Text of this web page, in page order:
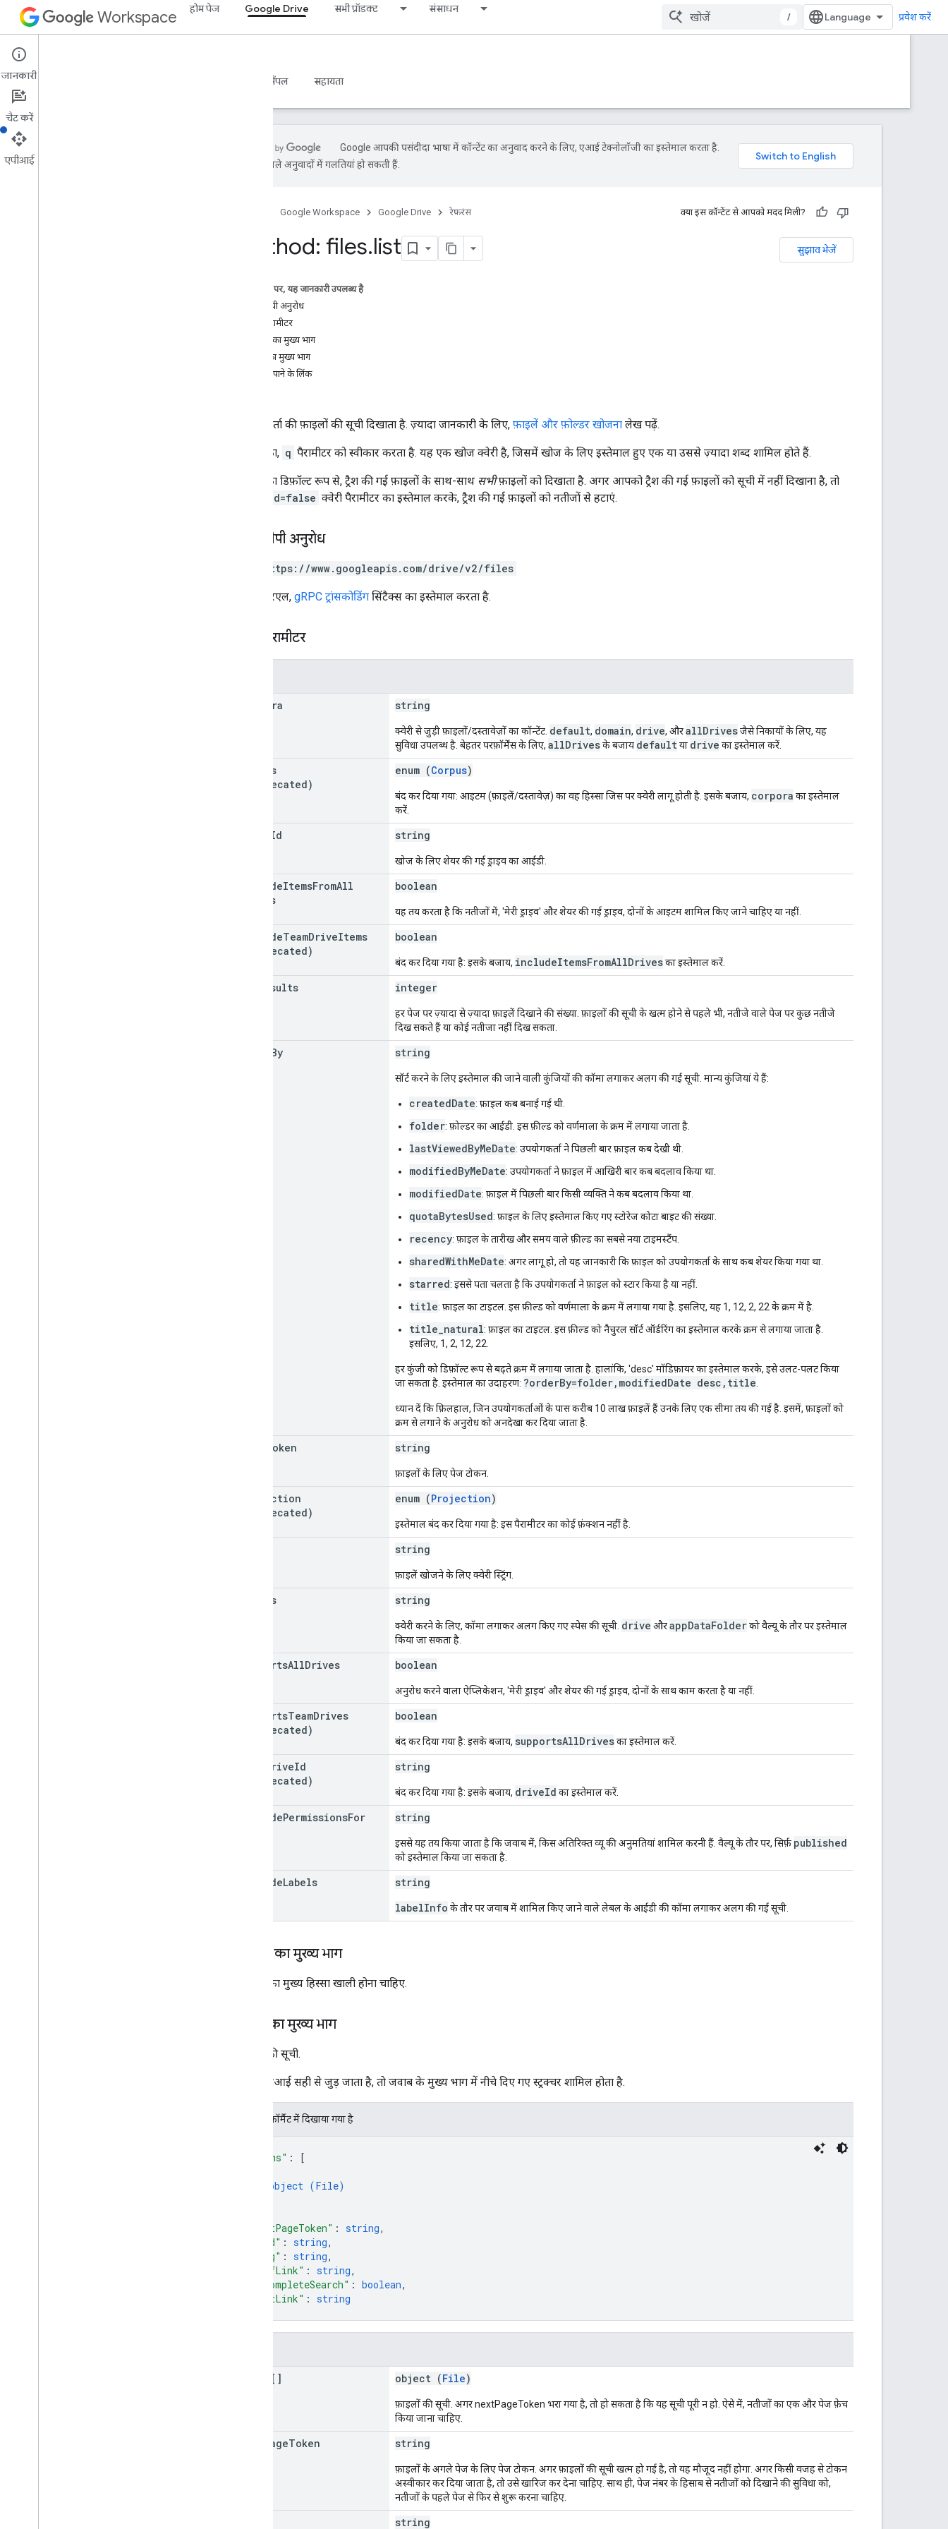
Workspace होम पेज Google Drive सभी प्रॉडक्ट संसाधन
/ प्रवेश करें
Google Drive
खास जानकारी सैंपल सहायता
Google आपकी पसंदीदा भाषा में कॉन्टेंट का अनुवाद करने के लिए, एआई टेक्नोलॉजी का इस्तेमाल करता है.
एआई से मिले अनुवादों में गलतियां हो सकती हैं.
Google Workspace Google Drive रेफ़रंस क्या इस कॉन्टेंट से आपको मदद मिली?
सुझाव भेजें
Method: files.list
इस पेज पर, यह जानकारी उपलब्ध है
एचटीटीपी अनुरोध
क्वेरी पैरामीटर
अनुरोध का मुख्य भाग
जवाब का मुख्य भाग
अनुमति पाने के लिंक
उपयोगकर्ता की फ़ाइलों की सूची दिखाता है. ज़्यादा जानकारी के लिए, फ़ाइलें और फ़ोल्डर खोजना लेख पढ़ें.
यह तरीका, q पैरामीटर को स्वीकार करता है. यह एक खोज क्वेरी है, जिसमें खोज के लिए इस्तेमाल हुए एक या उससे ज़्यादा शब्द शामिल होते हैं.
यह तरीका डिफ़ॉल्ट रूप से, ट्रैश की गई फ़ाइलों के साथ-साथ सभीफ़ाइलों को दिखाता है. अगर आपको ट्रैश की गई फ़ाइलों को सूची में नहीं दिखाना है, तो
trashed=false क्वेरी पैरामीटर का इस्तेमाल करके, ट्रैश की गई फ़ाइलों को नतीजों से हटाएं.
एचटीटीपी अनुरोध
GET https://www.googleapis.com/drive/v2/files
यह यूआरएल, gRPC ट्रांसकोडिंग सिंटैक्स का इस्तेमाल करता है.
क्वेरी पैरामीटर
corpora string
क्वेरी से जुड़ी फ़ाइलों/दस्तावेज़ों का कॉन्टेंट. default, domain, drive, औरallDrivesजैसे निकायों के लिए, यह
सुविधा उपलब्ध है. बेहतर परफ़ॉर्मेंस के लिए, allDrivesके बजाय defaultया drive का इस्तेमाल करें.
corpus
(deprecated)
enum (Corpus)
बंद कर दिया गया: आइटम (फ़ाइलें/दस्तावेज़) का वह हिस्सा जिस पर क्वेरी लागू होती है. इसके बजाय, corpora का इस्तेमाल
करें.
Id string
खोज के लिए शेयर की गई ड्राइव का आईडी.
includeItemsFromAll
Drives
boolean
यह तय करता है कि नतीजों में, 'मेरी ड्राइव' और शेयर की गई ड्राइव, दोनों के आइटम शामिल किए जाने चाहिए या नहीं.
includeTeamDriveItems
(deprecated)
boolean
बंद कर दिया गया है: इसके बजाय, includeItemsFromAllDrivesका इस्तेमाल करें.
Results integer
हर पेज पर ज़्यादा से ज़्यादा फ़ाइलें दिखाने की संख्या. फ़ाइलों की सूची के खत्म होने से पहले भी, नतीजे वाले पेज पर कुछ नतीजे
दिख सकते हैं या कोई नतीजा नहीं दिख सकता.
By string
सॉर्ट करने के लिए इस्तेमाल की जाने वाली कुंजियों की कॉमा लगाकर अलग की गई सूची. मान्य कुंजियां ये हैं:
createdDate: फ़ाइल कब बनाई गई थी.
folder: फ़ोल्डर का आईडी. इस फ़ील्ड को वर्णमाला के क्रम में लगाया जाता है.
lastViewedByMeDate: उपयोगकर्ता ने पिछली बार फ़ाइल कब देखी थी.
modifiedByMeDate: उपयोगकर्ता ने फ़ाइल में आखिरी बार कब बदलाव किया था.
modifiedDate: फ़ाइल में पिछली बार किसी व्यक्ति ने कब बदलाव किया था.
quotaBytesUsed: फ़ाइल के लिए इस्तेमाल किए गए स्टोरेज कोटा बाइट की संख्या.
recency: फ़ाइल के तारीख और समय वाले फ़ील्ड का सबसे नया टाइमस्टैंप.
sharedWithMeDate: अगर लागू हो, तो यह जानकारी कि फ़ाइल को उपयोगकर्ता के साथ कब शेयर किया गया था.
starred: इससे पता चलता है कि उपयोगकर्ता ने फ़ाइल को स्टार किया है या नहीं.
title: फ़ाइल का टाइटल. इस फ़ील्ड को वर्णमाला के क्रम में लगाया गया है. इसलिए, यह 1, 12, 2, 22 के क्रम में है.
title_natural: फ़ाइल का टाइटल. इस फ़ील्ड को नैचुरल सॉर्ट ऑर्डरिंग का इस्तेमाल करके क्रम से लगाया जाता है.
इसलिए, 1, 2, 12, 22.
हर कुंजी को डिफ़ॉल्ट रूप से बढ़ते क्रम में लगाया जाता है. हालांकि, 'desc' मॉडिफ़ायर का इस्तेमाल करके, इसे उलट-पलट किया
जा सकता है. इस्तेमाल का उदाहरण: ?orderBy=folder,modifiedDate desc,title
ध्यान दें कि फ़िलहाल, जिन उपयोगकर्ताओं के पास करीब 10 लाख फ़ाइलें हैं उनके लिए एक सीमा तय की गई है. इसमें, फ़ाइलों को
क्रम से लगाने के अनुरोध को अनदेखा कर दिया जाता है.
Token string
फ़ाइलों के लिए पेज टोकन.
projection
(deprecated)
enum (Projection)
इस्तेमाल बंद कर दिया गया है: इस पैरामीटर का कोई फ़ंक्शन नहीं है.
string
फ़ाइलें खोजने के लिए क्वेरी स्ट्रिंग.
spaces string
क्वेरी करने के लिए, कॉमा लगाकर अलग किए गए स्पेस की सूची. drive औरappDataFolderको वैल्यू के तौर पर इस्तेमाल
किया जा सकता है.
supportsAllDrives boolean
अनुरोध करने वाला ऐप्लिकेशन, 'मेरी ड्राइव' और शेयर की गई ड्राइव, दोनों के साथ काम करता है या नहीं.
supportsTeamDrives
(deprecated)
boolean
बंद कर दिया गया है: इसके बजाय, supportsAllDrivesका इस्तेमाल करें.
DriveId
(deprecated)
string
बंद कर दिया गया है: इसके बजाय, driveId का इस्तेमाल करें.
includePermissionsFor
string
इससे यह तय किया जाता है कि जवाब में, किस अतिरिक्त व्यू की अनुमतियां शामिल करनी हैं. वैल्यू के तौर पर, सिर्फ़ published
को इस्तेमाल किया जा सकता है.
includeLabels
string
labelInfo के तौर पर जवाब में शामिल किए जाने वाले लेबल के आईडी की कॉमा लगाकर अलग की गई सूची.
अनुरोध का मुख्य भाग
अनुरोध का मुख्य हिस्सा खाली होना चाहिए.
जवाब का मुख्य भाग
फ़ाइलों की सूची.
अगर एपीआई सही से जुड़ जाता है, ताे जवाब के मुख्य भाग में नीचे दिए गए स्ट्रक्चर शामिल होता है.
JSON फ़ॉर्मैट में दिखाया गया है
"items" :
[
object (File)
"nextPageToken" : string,
"kind" : string,
"etag" : string,
"selfLink" : string,
"incompleteSearch" : boolean,
"nextLink" : string
items[] object (File)
फ़ाइलों की सूची. अगर nextPageToken भरा गया है, तो हो सकता है कि यह सूची पूरी न हो. ऐसे में, नतीजों का एक और पेज फ़ेच
किया जाना चाहिए.
PageToken string
फ़ाइलों के अगले पेज के लिए पेज टोकन. अगर फ़ाइलों की सूची खत्म हो गई है, तो यह मौजूद नहीं होगा. अगर किसी वजह से टोकन
अस्वीकार कर दिया जाता है, तो उसे खारिज कर देना चाहिए. साथ ही, पेज नंबर के हिसाब से नतीजों को दिखाने की सुविधा को,
नतीजों के पहले पेज से फिर से शुरू करना चाहिए.
string
जानकारी
चैट करें
एपीआई